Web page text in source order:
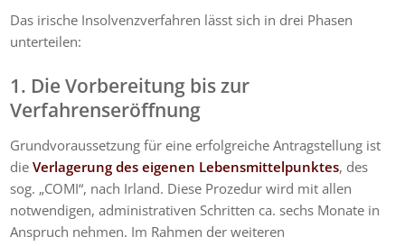
Das irische Insolvenzverfahren lässt sich in drei Phasen
unterteilen:
1. Die Vorbereitung bis zur
Verfahrenseröffnung
Grundvoraussetzung für eine erfolgreiche Antragstellung ist
dieVerlagerung des eigenen Lebensmittelpunktes, des
sog. „COMI“, nach Irland. Diese Prozedur wird mit allen
notwendigen, administrativen Schritten ca. sechs Monate in
Anspruch nehmen. Im Rahmen der weiteren